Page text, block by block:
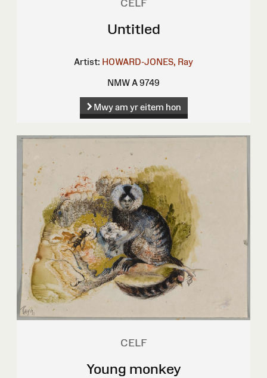
CELF
Untitled
Artist: HOWARD-JONES, Ray
NMW A 9749
Mwy am yr eitem hon
CELF
Young monkey